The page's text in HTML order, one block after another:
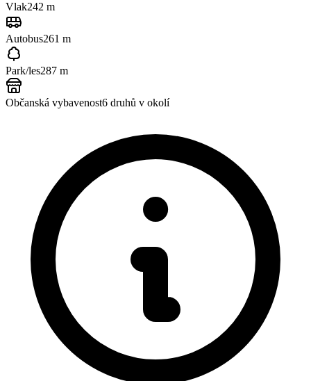
Vlak242 m
Autobus261 m
Park/les287 m
Občanská vybavenost6 druhů v okolí